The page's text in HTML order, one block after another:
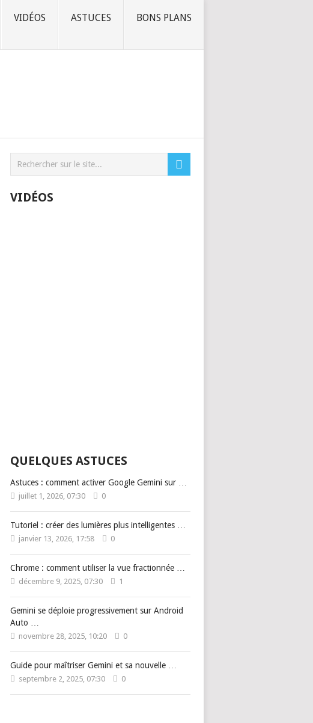
VIDÉOS ASTUCES BONS PLANS
VIDÉOS
QUELQUES ASTUCES
Astuces : comment activer Google Gemini sur …
juillet 1, 2026, 07:30 0
Tutoriel : créer des lumières plus intelligentes …
janvier 13, 2026, 17:58 0
Chrome : comment utiliser la vue fractionnée …
décembre 9, 2025, 07:30 1
Gemini se déploie progressivement sur Android
Auto …
novembre 28, 2025, 10:20 0
Guide pour maîtriser Gemini et sa nouvelle …
septembre 2, 2025, 07:30 0